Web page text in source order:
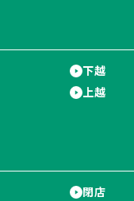
下越
上越
閉店